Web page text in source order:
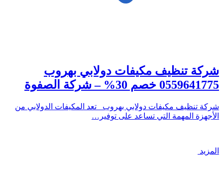
شركة تنظيف مكيفات دولابي بهروب
0559641775 خصم 30% – شركة الصفوة
شركة تنظيف مكيفات دولابي بهروب تعد المكيفات الدولابي من
الأجهزة المهمة التي تساعد على توفير…
المزيد